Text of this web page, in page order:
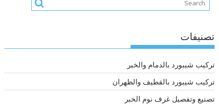
تصنيفات
تركيب شيبورد بالدمام والخبر
تركيب شيبورد بالقطيف والظهران
تصنيع وتفصيل غرف نوم الخبر